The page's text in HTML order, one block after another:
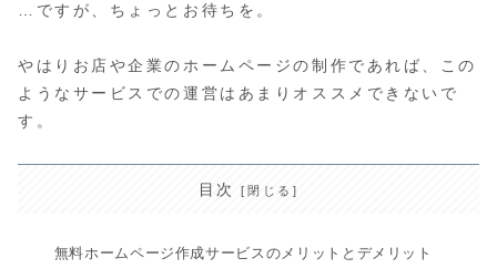
…ですが、ちょっとお待ちを。
やはりお店や企業のホームページの制作であれば、この
ようなサービスでの運営はあまりオススメできないで
す。
目次
無料ホームページ作成サービスのメリットとデメリット